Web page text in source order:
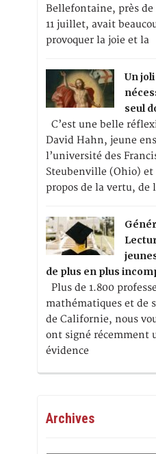
Bellefontaine, près
11 juillet, avait
provoquer la joie et la
Un
seul
C’est une belle
David Hahn, jeune
l’université des
Steubenville (Ohio)
propos de la vertu, de
de plus en plus
Plus de 1.800
mathématiques et de
de Californie, nous
ont signé récemment
évidence
Archives